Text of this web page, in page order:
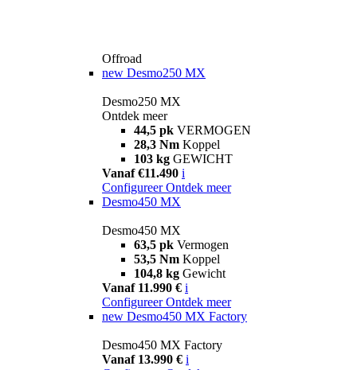
Offroad
new Desmo250 MX
Desmo250 MX
Ontdek meer
44,5 pk VERMOGEN
28,3 Nm Koppel
103 kg GEWICHT
Vanaf €11.490 i
Configureer Ontdek meer
Desmo450 MX
Desmo450 MX
63,5 pk Vermogen
53,5 Nm Koppel
104,8 kg Gewicht
Vanaf 11.990 € i
Configureer Ontdek meer
new Desmo450 MX Factory
Desmo450 MX Factory
Vanaf 13.990 € i